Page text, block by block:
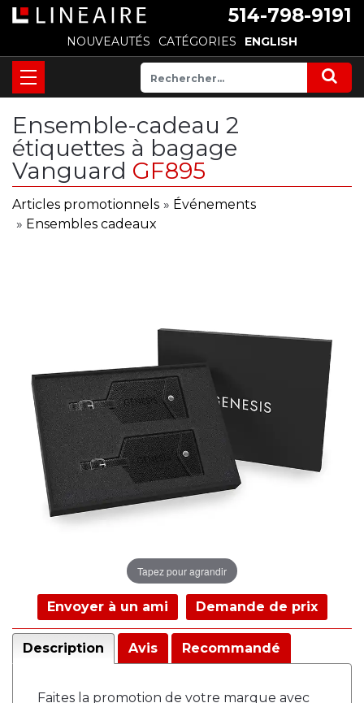
514-798-9191
NOUVEAUTÉS CATÉGORIES ENGLISH
Ensemble-cadeau 2
étiquettes à bagage
Vanguard GF895
Articles promotionnels » Événements
» Ensembles cadeaux
Tapez pour agrandir
Envoyer à un ami Demande de prix
Description Avis Recommandé
Faites la promotion de votre marque avec